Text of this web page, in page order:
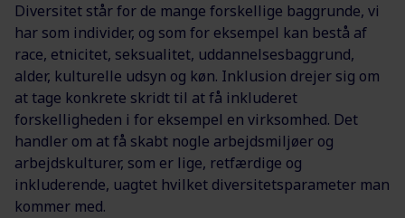
Diversitet står for de mange forskellige baggrunde, vi
har som individer, og som for eksempel kan bestå af
race, etnicitet, seksualitet, uddannelsesbaggrund,
alder, kulturelle udsyn og køn. Inklusion drejer sig om
at tage konkrete skridt til at få inkluderet
forskelligheden i for eksempel en virksomhed. Det
handler om at få skabt nogle arbejdsmiljøer og
arbejdskulturer, som er lige, retfærdige og
inkluderende, uagtet hvilket diversitetsparameter man
kommer med.